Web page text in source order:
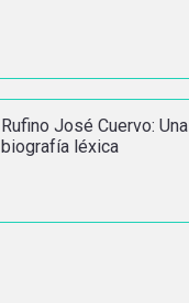
Rufino José Cuervo: Una
biografía léxica